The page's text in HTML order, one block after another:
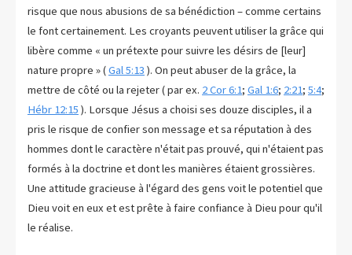
risque que nous abusions de sa bénédiction – comme certains
le font certainement. Les croyants peuvent utiliser la grâce qui
libère comme « un prétexte pour suivre les désirs de [leur]
nature propre » (Gal 5:13 ). On peut abuser de la grâce, la
mettre de côté ou la rejeter ( par ex. 2 Cor 6:1; Gal 1:6; 2:21; 5:4;
Hébr 12:15 ). Lorsque Jésus a choisi ses douze disciples, il a
pris le risque de confier son message et sa réputation à des
hommes dont le caractère n'était pas prouvé, qui n'étaient pas
formés à la doctrine et dont les manières étaient grossières.
Une attitude gracieuse à l'égard des gens voit le potentiel que
Dieu voit en eux et est prête à faire confiance à Dieu pour qu'il
le réalise.